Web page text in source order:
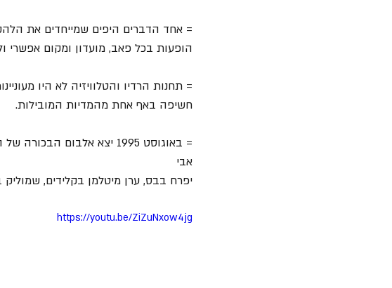
= אחד הדברים היפים שמייחדים את
הופעות בכל פאב, מועדון ומקום אפשרי
= תחנות הרדיו והטלוויזיה לא היו
חשיפה באף אחת מהמדיות המובילות.
= באוגוסט 1995 יצא אלבום הבכורה של הלהקה
אבי
יפרח בבס, ערן מיטלמן בקלידים,
https://youtu.be/ZiZuNxow4jg